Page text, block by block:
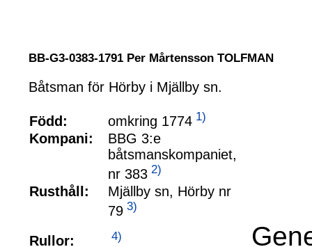
BB-G3-0383-1791 Per Mårtensson TOLFMAN
Båtsman för Hörby i Mjällby sn.
Född: omkring 1774 1)
Kompani:
BBG 3:e
båtsmanskompaniet,
nr 383 2)
Rusthåll:
Mjällby sn, Hörby nr
79 3)
Rullor: 4)